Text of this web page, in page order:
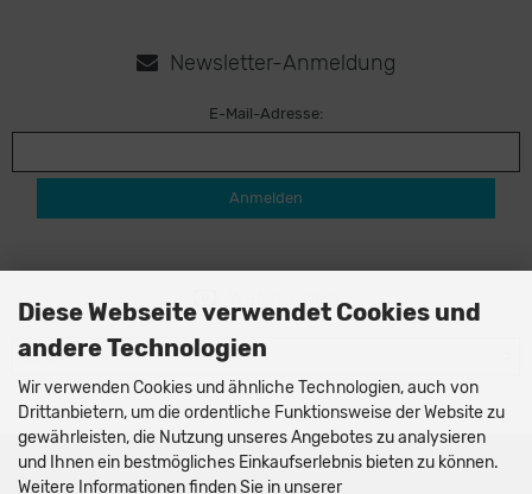
Newsletter-Anmeldung
E-Mail-Adresse:
Anmelden
Währungen
AQOR Dive Systems © 2026
Diese Webseite verwendet Cookies und
andere Technologien
Wir verwenden Cookies und ähnliche Technologien, auch von
Drittanbietern, um die ordentliche Funktionsweise der Website zu
gewährleisten, die Nutzung unseres Angebotes zu analysieren
und Ihnen ein bestmögliches Einkaufserlebnis bieten zu können.
Weitere Informationen finden Sie in unserer